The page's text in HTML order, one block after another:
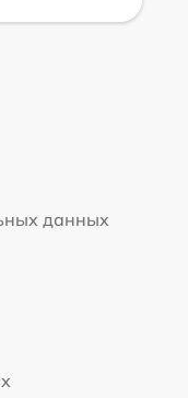
данных